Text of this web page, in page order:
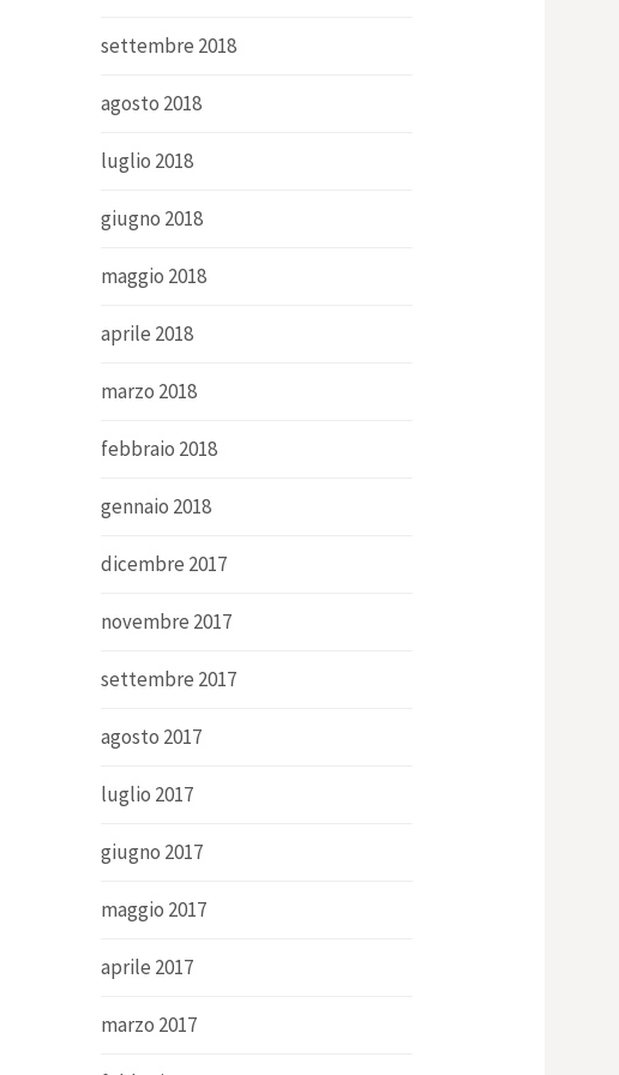
settembre 2018
agosto 2018
luglio 2018
giugno 2018
maggio 2018
aprile 2018
marzo 2018
febbraio 2018
gennaio 2018
dicembre 2017
novembre 2017
settembre 2017
agosto 2017
luglio 2017
giugno 2017
maggio 2017
aprile 2017
marzo 2017